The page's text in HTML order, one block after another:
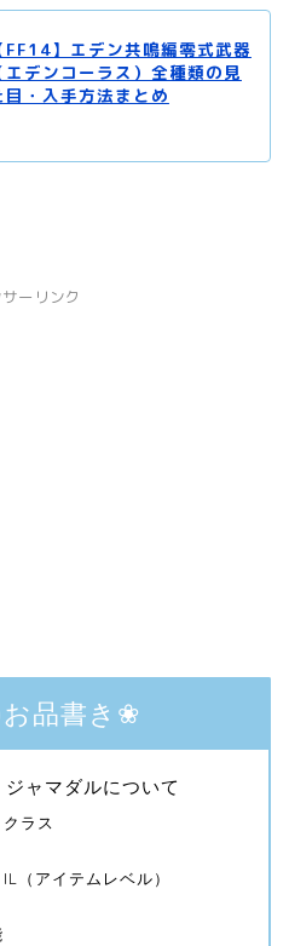
FF14】エデン共鳴編零式武器
エデンコーラス）全種類の見
目・入手方法まとめ
ーリンク
品書き❀
ャマダルについて
ラス
（アイテムレベル）